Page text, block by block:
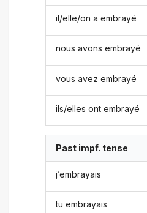
il/elle/on a embrayé
nous avons embrayé
vous avez embrayé
ils/elles ont embrayé
Past impf. tense
j’embrayais
tu embrayais